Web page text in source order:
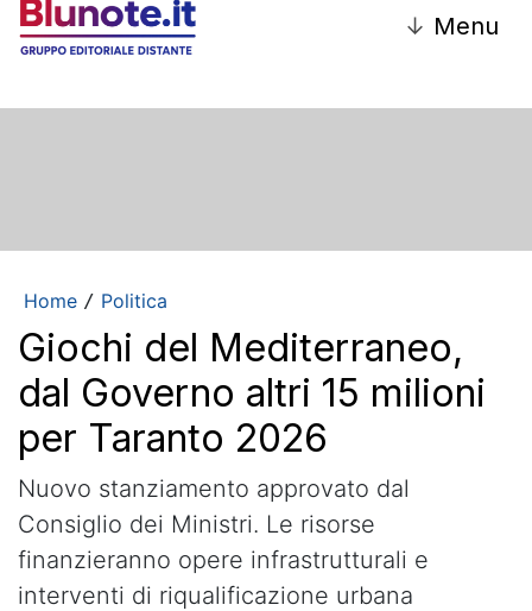
↓ Menu
Home / Politica
Giochi del Mediterraneo,
dal Governo altri 15 milioni
per Taranto 2026
Nuovo stanziamento approvato dal
Consiglio dei Ministri. Le risorse
finanzieranno opere infrastrutturali e
interventi di riqualificazione urbana